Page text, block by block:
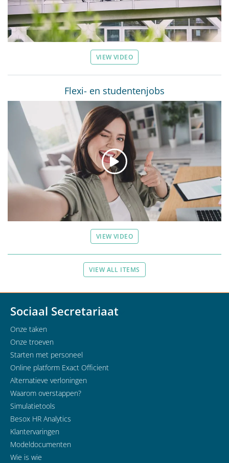
VIEW VIDEO
Flexi- en studentenjobs
VIEW VIDEO
VIEW ALL ITEMS
Sociaal Secretariaat
Onze taken
Onze troeven
Starten met personeel
Online platform Exact Officient
Alternatieve verloningen
Waarom overstappen?
Simulatietools
Besox HR Analytics
Klantervaringen
Modeldocumenten
Wie is wie